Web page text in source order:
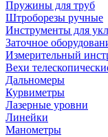
Пружины для труб
Штроборезы ручные
Инструменты для
Заточное
Измерительный
Вехи
Дальномеры
Курвиметры
Лазерные уровни
Линейки
Манометры